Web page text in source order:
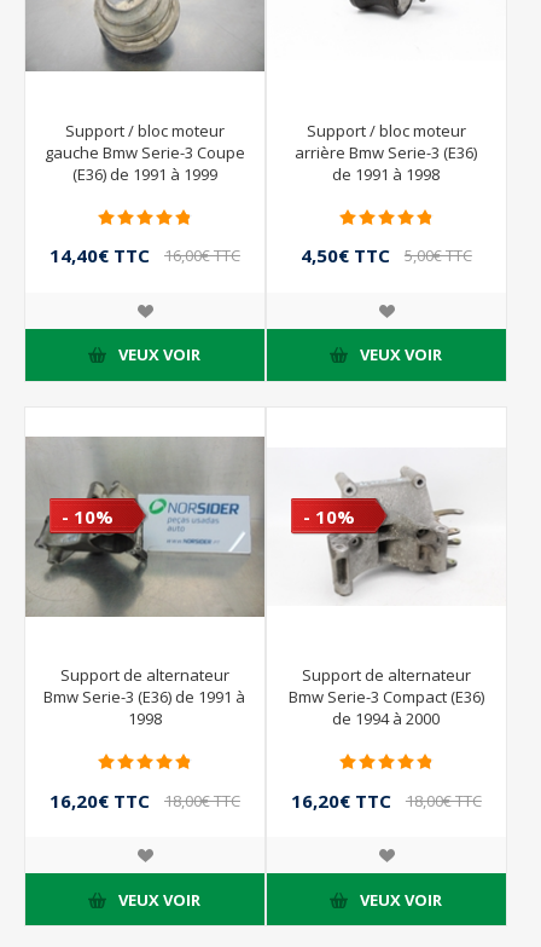
Support / bloc moteur
gauche Bmw Serie-3 Coupe
(E36) de 1991 à 1999
14,40€ TTC 16,00€ TTC
VEUX VOIR
Support / bloc moteur
arrière Bmw Serie-3 (E36)
de 1991 à 1998
4,50€ TTC 5,00€ TTC
VEUX VOIR
- 10%
Support de alternateur
Bmw Serie-3 (E36) de 1991 à
1998
16,20€ TTC 18,00€ TTC
VEUX VOIR
- 10%
Support de alternateur
Bmw Serie-3 Compact (E36)
de 1994 à 2000
16,20€ TTC 18,00€ TTC
VEUX VOIR